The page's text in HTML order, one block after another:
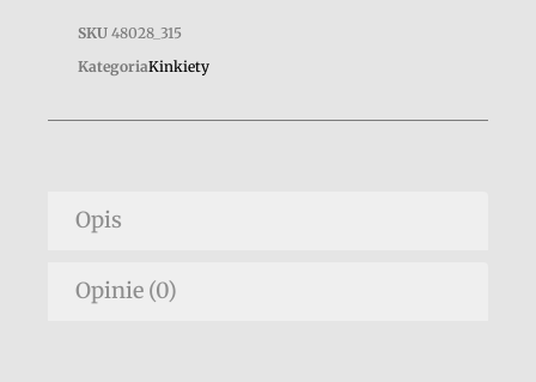
SKU 48028_315
KategoriaKinkiety
Opis
Opinie (0)